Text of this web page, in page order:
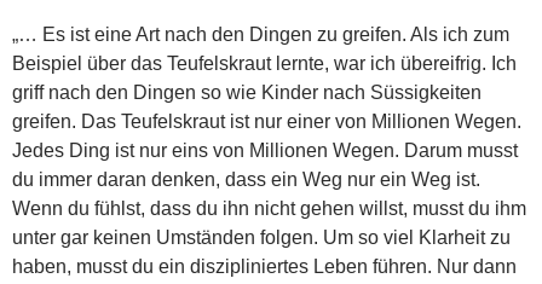
„… Es ist eine Art nach den Dingen zu greifen. Als ich zum
Beispiel über das Teufelskraut lernte, war ich übereifrig. Ich
griff nach den Dingen so wie Kinder nach Süssigkeiten
greifen. Das Teufelskraut ist nur einer von Millionen Wegen.
Jedes Ding ist nur eins von Millionen Wegen. Darum musst
du immer daran denken, dass ein Weg nur ein Weg ist.
Wenn du fühlst, dass du ihn nicht gehen willst, musst du ihm
unter gar keinen Umständen folgen. Um so viel Klarheit zu
haben, musst du ein diszipliniertes Leben führen. Nur dann